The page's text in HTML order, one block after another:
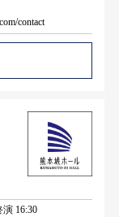
contact
演 16:30